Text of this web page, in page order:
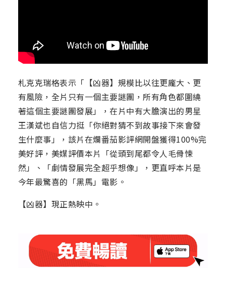
札克克瑞格表示「【凶器】規模比以往更龐大、更
有風險，全片只有一個主要謎團，所有角色都圍繞
著這個主要謎團發展」，在片中有大膽演出的男星
王漢斌也自信力挺「你絕對猜不到故事接下來會發
生什麼事」，該片在爛番茄影評網開盤獲得100%完
美好評，美媒評價本片「從頭到尾都令人毛骨悚
然」、「劇情發展完全超乎想像」，更直呼本片是
今年最驚喜的「黑馬」電影。
【凶器】現正熱映中。